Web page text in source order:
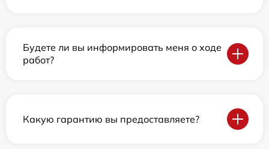
Будете ли вы информировать меня о ходе
работ?
Какую гарантию вы предоставляете?